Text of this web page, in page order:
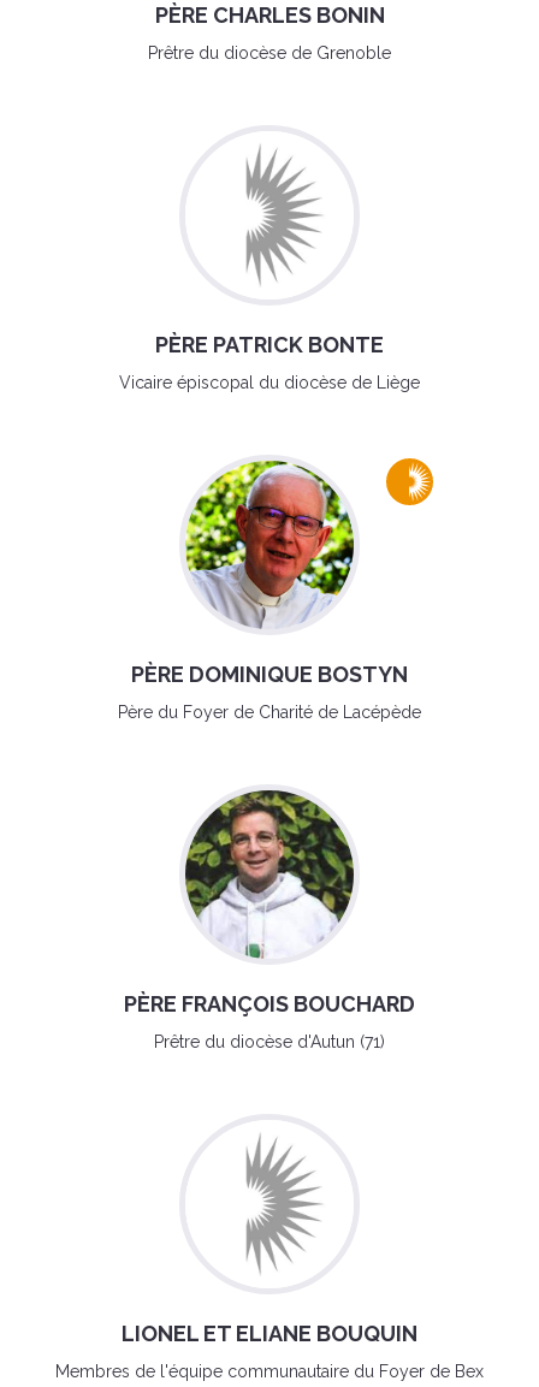
PÈRE CHARLES BONIN
Prêtre du diocèse de Grenoble
PÈRE PATRICK BONTE
Vicaire épiscopal du diocèse de Liège
PÈRE DOMINIQUE BOSTYN
Père du Foyer de Charité de Lacépède
PÈRE FRANÇOIS BOUCHARD
Prêtre du diocèse d'Autun (71)
LIONEL ET ELIANE BOUQUIN
Membres de l'équipe communautaire du Foyer de Bex